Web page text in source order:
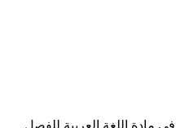
مادة اللغة العربية للفصل